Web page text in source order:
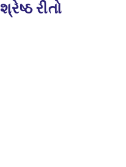
રીતો